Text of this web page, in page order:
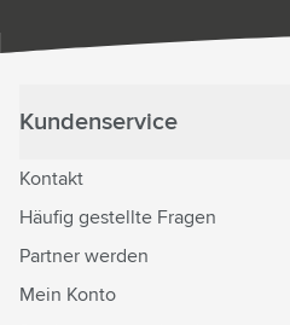
Kundenservice
Kontakt
Häufig gestellte Fragen
Partner werden
Mein Konto